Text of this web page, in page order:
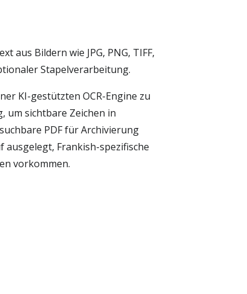
aus Bildern wie JPG, PNG, TIFF,
Stapelverarbeitung.
KI-gestützten OCR-Engine zu
um sichtbare Zeichen in
PDF für Archivierung
Frankish-spezifische
vorkommen.